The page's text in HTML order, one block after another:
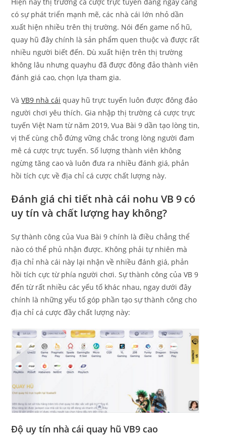
có sự phát triển mạnh mẽ, các nhà cái lớn nhỏ dần
xuất hiện nhiều trên thị trường. Nói đến game nổ hũ,
quay hũ đây chính là sản phẩm quen thuộc và được rất
nhiều người biết đến. Dù xuất hiện trên thị trường
không lâu nhưng quayhu đã được đông đảo thành viên
đánh giá cao, chọn lựa tham gia.
VàVB9 nhà cái quay hũ trực tuyến luôn được đông đảo
người chơi yêu thích. Gia nhập thị trường cá cược trực
tuyến Việt Nam từ năm 2019, Vua Bài 9 dần tạo lòng tin,
vị thế cùng chỗ đứng vững chắc trong lòng người đam
mê cá cược trực tuyến. Số lượng thành viên không
ngừng tăng cao và luôn đưa ra nhiều đánh giá, phản
hồi tích cực về địa chỉ cá cược chất lượng này.
Đánh giá chi tiết nhà cái nohu VB 9 có
uy tín và chất lượng hay không?
Sự thành công của Vua Bài 9 chính là điều chẳng thể
nào có thể phủ nhận được. Không phải tự nhiên mà
địa chỉ nhà cái này lại nhận về nhiều đánh giá, phản
hồi tích cực từ phía người chơi. Sự thành công của VB 9
đến từ rất nhiều các yếu tố khác nhau, ngay dưới đây
chính là những yếu tố góp phần tạo sự thành công cho
địa chỉ cá cược đầy chất lượng này:
Độ uy tín nhà cái quay hũ VB9 cao